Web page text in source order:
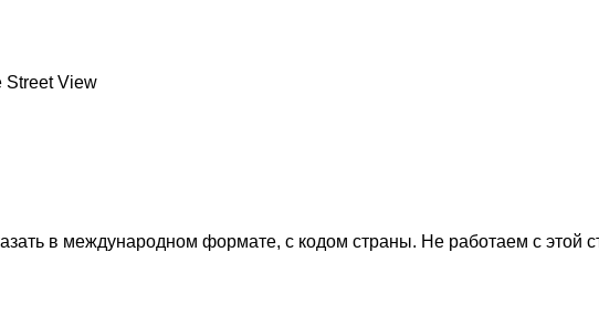
Street View
в международном формате, с кодом страны. Не работаем с этой